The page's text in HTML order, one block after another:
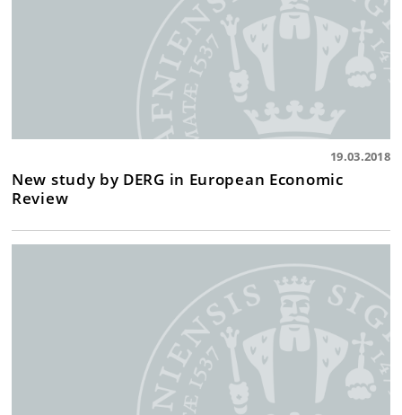
19.03.2018
New study by DERG in European Economic
Review